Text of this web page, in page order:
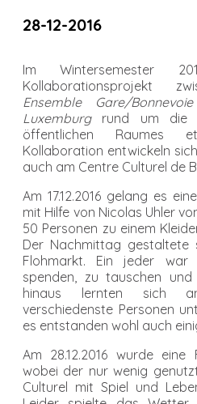
28-12-2016
Im Wintersemester
Kollaborationsprojekt
Ensemble Gare/Bonnevoie
Luxemburgrund um die
öffentlichen Raumes
Kollaboration entwickeln
auch am Centre Culturel de
Am 17.12.2016 gelang es
mit Hilfe von Nicolas Uhler
50 Personen zu einem
Der Nachmittag
Flohmarkt. Ein jeder war
spenden, zu tauschen und
hinaus lernten sich
verschiedenste Personen
es entstanden wohl auch
Am 28.12.2016 wurde eine
wobei der nur wenig
Culturel mit Spiel und